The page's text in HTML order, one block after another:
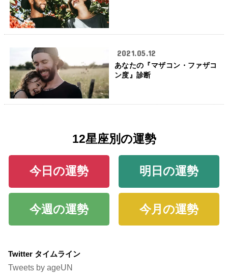
2021.05.12
あなたの『マザコン・ファザコ
ン度』診断
12星座別の運勢
今日の運勢 明日の運勢
今週の運勢 今月の運勢
Twitter タイムライン
Tweets by ageUN